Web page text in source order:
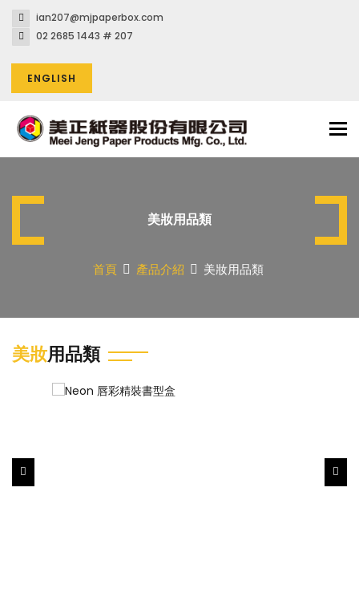
ian207@mjpaperbox.com
02 2685 1443 # 207
ENGLISH
美妝用品類
首頁 產品介紹 美妝用品類
美妝用品類